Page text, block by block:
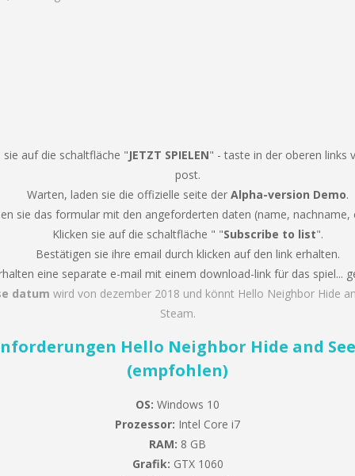
sie auf die schaltfläche "JETZT SPIELEN" - taste in der oberen links
post.
Warten, laden sie die offizielle seite der Alpha-version Demo.
sie das formular mit den angeforderten daten (name, nachname,
Klicken sie auf die schaltfläche " "Subscribe to list".
Bestätigen sie ihre email durch klicken auf den link erhalten.
eine separate e-mail mit einem download-link für das spiel...
datum wird von dezember 2018 und könnt Hello Neighbor Hide
Steam.
Hello Neighbor Hide and
(empfohlen)
OS: Windows 10
Prozessor: Intel Core i7
RAM: 8 GB
Grafik: GTX 1060